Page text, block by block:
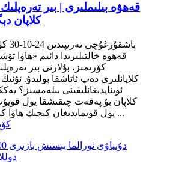
قەھۋە بىلىملىرى | بىر
كلاپان
باشقۇرغۇچى تەرىپىدىن 24-10-30 كۈنى يېزىلغان
قەھۋە خالتىلىرىدا دائىم «ھاۋا
كۆرىمىز، بۇلارنى بىر
كلاپانلىرى دەپ ئاتاشقا بولىدۇ.
ئوينايدىغانلىقىنى بىلەمسىز؟
كلاپان بۇ پەقەت چىقىشقا يول
يول قويمايدىغان كىچىك ھاۋا كلاپان. قاچان ...